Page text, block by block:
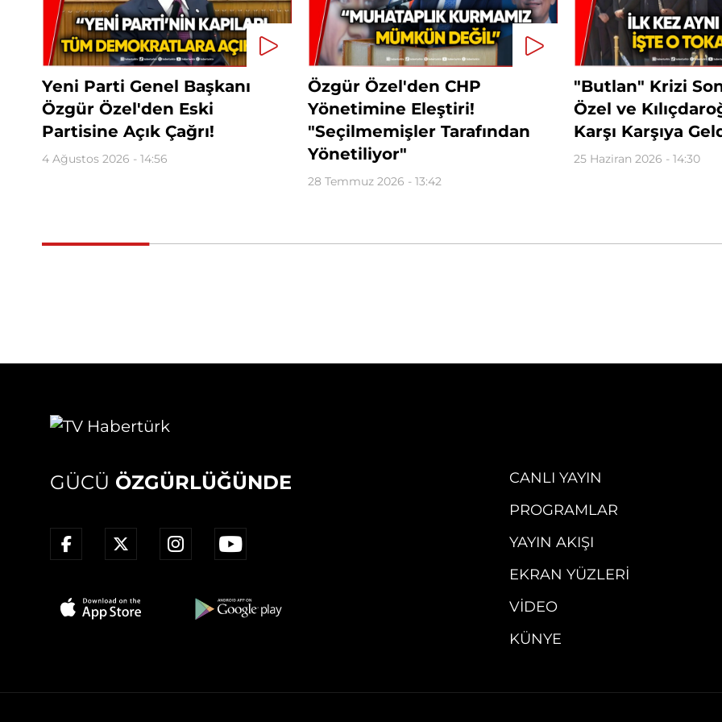
Yeni Parti Genel Başkanı
Özgür Özel'den Eski
Partisine Açık Çağrı!
4 Ağustos 2026 - 14:56
Özgür Özel'den CHP
Yönetimine Eleştiri!
"Seçilmemişler Tarafından
Yönetiliyor"
28 Temmuz 2026 - 13:42
"Butlan" Krizi
Özel ve
Karşı Karşıya
25 Haziran 2026 - 14:30
GÜCÜ ÖZGÜRLÜĞÜNDE
CANLI YAYIN
PROGRAMLAR
YAYIN AKIŞI
EKRAN YÜZLERI
VIDEO
KÜNYE